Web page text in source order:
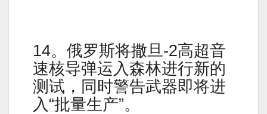
14。俄罗斯将撒旦-2高超音
速核导弹运入森林进行新的
测试，同时警告武器即将进
入“批量生产”。